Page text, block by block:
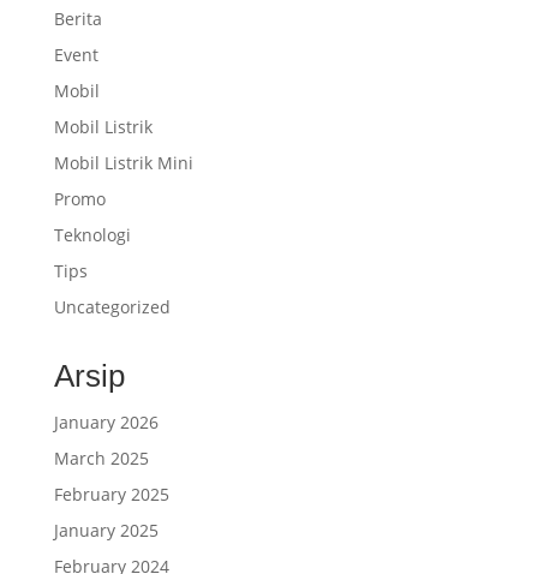
Berita
Event
Mobil
Mobil Listrik
Mobil Listrik Mini
Promo
Teknologi
Tips
Uncategorized
Arsip
January 2026
March 2025
February 2025
January 2025
February 2024